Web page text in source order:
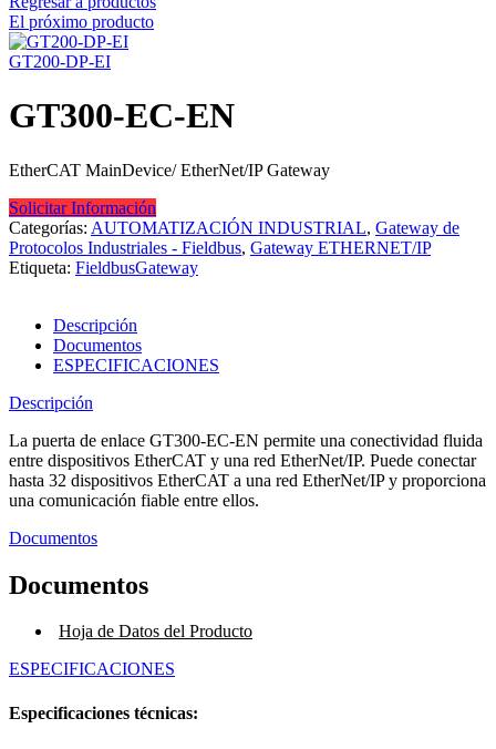
El próximo producto
GT200-DP-EI
GT300-EC-EN
EtherCAT MainDevice/ EtherNet/IP Gateway
Solicitar Información
Categorías: AUTOMATIZACIÓN INDUSTRIAL, Gateway de
Protocolos Industriales - Fieldbus, Gateway ETHERNET/IP
Etiqueta: FieldbusGateway
Descripción
Documentos
ESPECIFICACIONES
Descripción
La puerta de enlace GT300-EC-EN permite una conectividad fluida
entre dispositivos EtherCAT y una red EtherNet/IP. Puede conectar
hasta 32 dispositivos EtherCAT a una red EtherNet/IP y proporciona
una comunicación fiable entre ellos.
Documentos
Documentos
Hoja de Datos del Producto
ESPECIFICACIONES
Especificaciones técnicas: